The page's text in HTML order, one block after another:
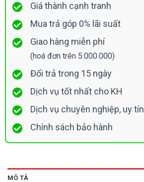
Giá thành cạnh tranh
Mua trả góp 0% lãi suất
Giao hàng miễn phí
(hoá đơn trên 5.000.000)
Đổi trả trong 15 ngày
Dịch vụ tốt nhất cho KH
Dịch vụ chuyên nghiệp, uy tín
Chính sách bảo hành
MÔ TẢ